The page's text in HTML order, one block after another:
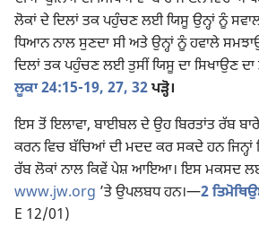
ਲੋਕਾਂ ਦੇ ਦਿਲਾਂ ਤਕ ਪਹੁੰਚਣ ਲਈ ਯਿਸੂ ਉਨ੍ਹਾਂ ਨੂੰ
ਧਿਆਨ ਨਾਲ ਸੁਣਦਾ ਸੀ ਅਤੇ ਉਨ੍ਹਾਂ ਨੂੰ ਹਵਾਲੇ
ਦਿਲਾਂ ਤਕ ਪਹੁੰਚਣ ਲਈ ਤੁਸੀਂ ਯਿਸੂ ਦਾ ਸਿਖਾਉਣ ਦਾ
ਲੂਕਾ 24:15-19, 27, 32ਪੜ੍ਹੋ।
ਇਸ ਤੋਂ ਇਲਾਵਾ, ਬਾਈਬਲ ਦੇ ਉਹ ਬਿਰਤਾਂਤ ਰੱਬ
ਕਰਨ ਵਿਚ ਬੱਚਿਆਂ ਦੀ ਮਦਦ ਕਰ ਸਕਦੇ ਹਨ
ਰੱਬ ਲੋਕਾਂ ਨਾਲ ਕਿਵੇਂ ਪੇਸ਼ ਆਇਆ। ਇਸ ਮਕਸਦ ਲਈ
www.jw.org ’ਤੇ ਉਪਲਬਧ ਹਨ।—2
E 12/01)